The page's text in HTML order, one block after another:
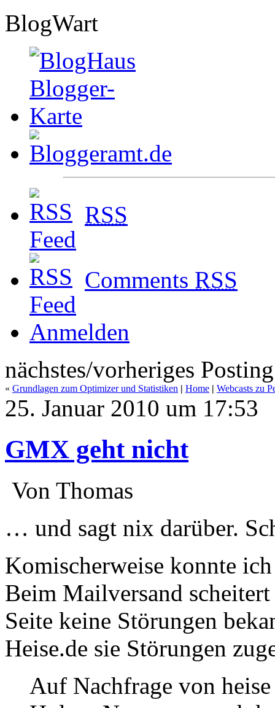
BlogWart
RSS
Comments RSS
Anmelden
nächstes/vorheriges Posting
« Grundlagen zum Optimizer und Statistiken | Home | Webcasts zu
25. Januar 2010 um 17:53
GMX geht nicht
Von Thomas
… und sagt nix darüber.
Komischerweise konnte
Beim Mailversand
Seite keine Störungen
Heise.de sie Störungen
Auf Nachfrage von